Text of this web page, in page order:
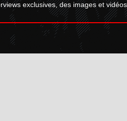
exclusives, des images et